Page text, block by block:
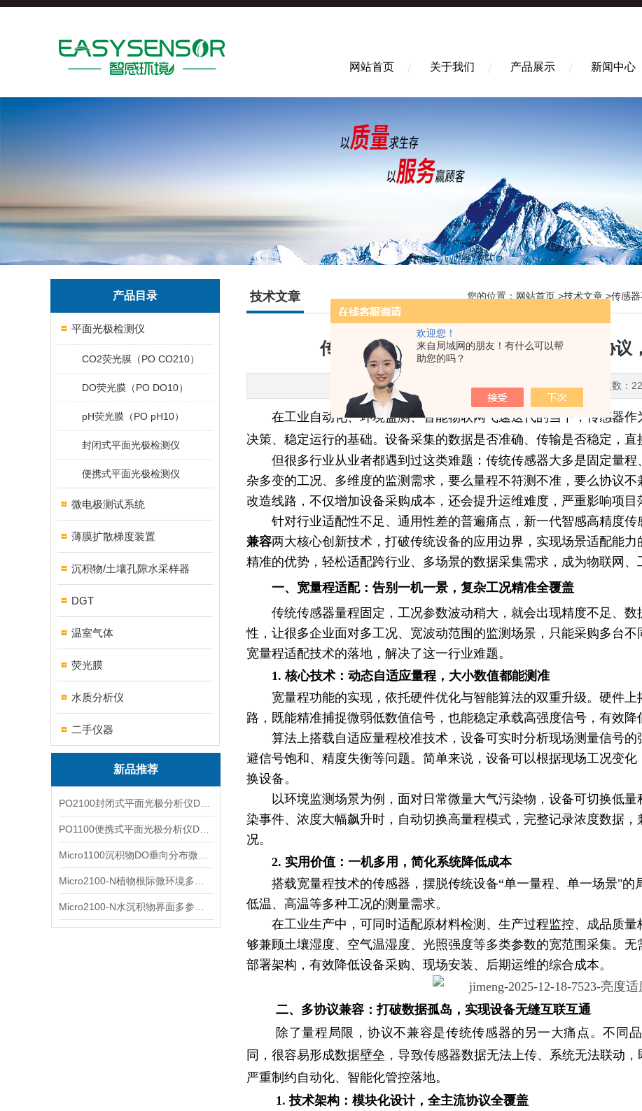
欢迎您！
来自局域网的朋友！有什么可以帮
助您的吗？
网站首页 关于我们 产品展示 新闻中心
产品目录
平面光极检测仪
CO2荧光膜（PO CO210）
DO荧光膜（PO DO10）
pH荧光膜（PO pH10）
封闭式平面光极检测仪
便携式平面光极检测仪
微电极测试系统
薄膜扩散梯度装置
沉积物/土壤孔隙水采样器
DGT
温室气体
荧光膜
水质分析仪
二手仪器
新品推荐
技术文章 您的位置： 网站首页 >技术文章 >传感器
传感器不用频繁选型更换？宽量程+多协议
更新时间：2026-06-15 点击次数：
在工业自动化、环境监测、智能物联网飞速迭代的当下，传感器
决策、稳定运行的基础。设备采集的数据是否准确、传输是否稳定，直
但很多行业从业者都遇到过这类难题：传统传感器大多是固定量
杂多变的工况、多维度的监测需求，要么量程不符测不准，要么协议不
改造线路，不仅增加设备采购成本，还会提升运维难度，严重影响项目
针对行业适配性不足、通用性差的普遍痛点，新一代智感高精度
兼容两大核心创新技术，打破传统设备的应用边界，实现场景适配能
精准的优势，轻松适配跨行业、多场景的数据采集需求，成为物联网、
一、宽量程适配：告别一机一景，复杂工况精准全覆盖
传统传感器量程固定，工况参数波动稍大，就会出现精度不足、
性，让很多企业面对多工况、宽波动范围的监测场景，只能采购多台
宽量程适配技术的落地，解决了这一行业难题。
1. 核心技术：动态自适应量程，大小数值都能测准
宽量程功能的实现，依托硬件优化与智能算法的双重升级。硬件
路，既能精准捕捉微弱低数值信号，也能稳定承载高强度信号，有效降
算法上搭载自适应量程校准技术，设备可实时分析现场测量信号
避信号饱和、精度失衡等问题。简单来说，设备可以根据现场工况变
换设备。
以环境监测场景为例，面对日常微量大气污染物，设备可切换低
染事件、浓度大幅飙升时，自动切换高量程模式，完整记录浓度数据
况。
2. 实用价值：一机多用，简化系统降低成本
搭载宽量程技术的传感器，摆脱传统设备“单一量程、单一场景"的
低温、高温等多种工况的测量需求。
在工业生产中，可同时适配原材料检测、生产过程监控、成品质
够兼顾土壤湿度、空气温湿度、光照强度等多类参数的宽范围采集。
部署架构，有效降低设备采购、现场安装、后期运维的综合成本。
二、多协议兼容：打破数据孤岛，实现设备无缝互联互通
除了量程局限，协议不兼容是传统传感器的另一大痛点。不同
同，很容易形成数据壁垒，导致传感器数据无法上传、系统无法联动
严重制约自动化、智能化管控落地。
1. 技术架构：模块化设计，全主流协议全覆盖